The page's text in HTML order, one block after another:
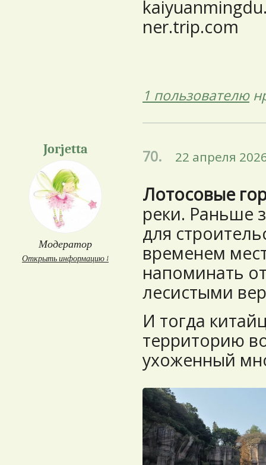
ner.trip.com
1 пользователю
Jorjetta
Модератор
Открыть информацию ↓
70. 22 апреля
Лотосовые
реки. Раньше
для
временем
напоминать
лесистыми
И тогда
территорию
ухоженный